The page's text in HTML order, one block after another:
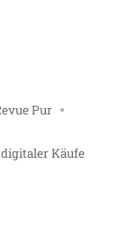
Pur
Käufe